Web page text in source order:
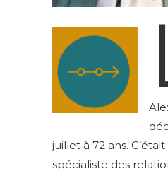
juillet à 72 ans.
spécialiste des